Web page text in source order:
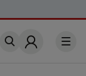
Account